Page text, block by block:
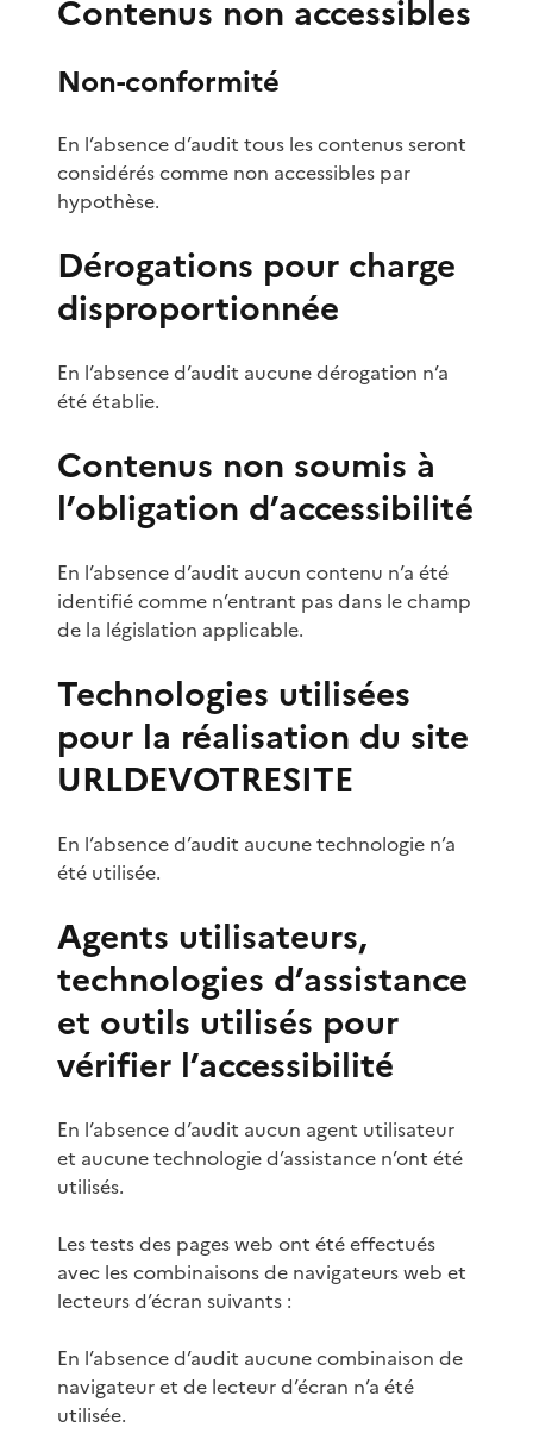
Contenus non accessibles
Non-conformité
En l’absence d’audit tous les contenus seront
considérés comme non accessibles par
hypothèse.
Dérogations pour charge
disproportionnée
En l’absence d’audit aucune dérogation n’a
été établie.
Contenus non soumis à
l’obligation d’accessibilité
En l’absence d’audit aucun contenu n’a été
identifié comme n’entrant pas dans le champ
de la législation applicable.
Technologies utilisées
pour la réalisation du site
URLDEVOTRESITE
En l’absence d’audit aucune technologie n’a
été utilisée.
Agents utilisateurs,
technologies d’assistance
et outils utilisés pour
vérifier l’accessibilité
En l’absence d’audit aucun agent utilisateur
et aucune technologie d’assistance n’ont été
utilisés.
Les tests des pages web ont été effectués
avec les combinaisons de navigateurs web et
lecteurs d’écran suivants :
En l’absence d’audit aucune combinaison de
navigateur et de lecteur d’écran n’a été
utilisée.